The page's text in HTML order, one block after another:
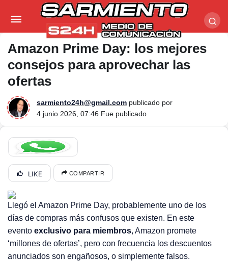
Amazon Prime Day: los mejores
consejos para aprovechar las
ofertas
sarmiento24h@gmail.com publicado por
4 junio 2026, 07:46 Fue publicado
LIKE COMPARTIR
Llegó el Amazon Prime Day, probablemente uno de los
días de compras más confusos que existen. En este
eventoexclusivo para miembros, Amazon promete
‘millones de ofertas’, pero con frecuencia los descuentos
anunciados son engañosos, o simplemente falsos.
Amazon Prime Day: los mejores consejos para
aprovechar las ofertas